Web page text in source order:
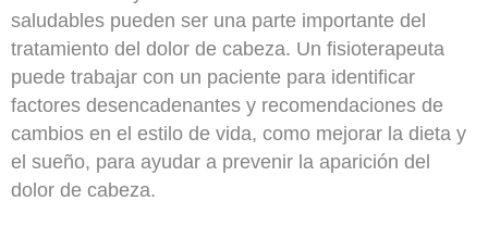
saludables pueden ser una parte importante del
tratamiento del dolor de cabeza. Un fisioterapeuta
puede trabajar con un paciente para identificar
factores desencadenantes y recomendaciones de
cambios en el estilo de vida, como mejorar la dieta y
el sueño, para ayudar a prevenir la aparición del
dolor de cabeza.